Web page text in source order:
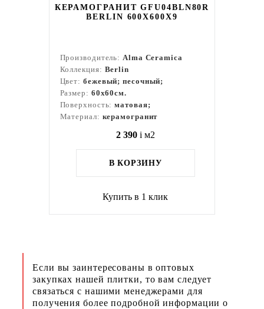
КЕРАМОГРАНИТ GFU04BLN80R
BERLIN 600X600X9
Производитель:Alma Ceramica
Коллекция: Berlin
Цвет: бежевый; песочный;
Размер: 60x60см.
Поверхность:матовая;
Материал: керамогранит
2 390 i м2
В КОРЗИНУ
Купить в 1 клик
Если вы заинтересованы в оптовых
закупках нашей плитки, то вам следует
связаться с нашими менеджерами для
получения более подробной информации о